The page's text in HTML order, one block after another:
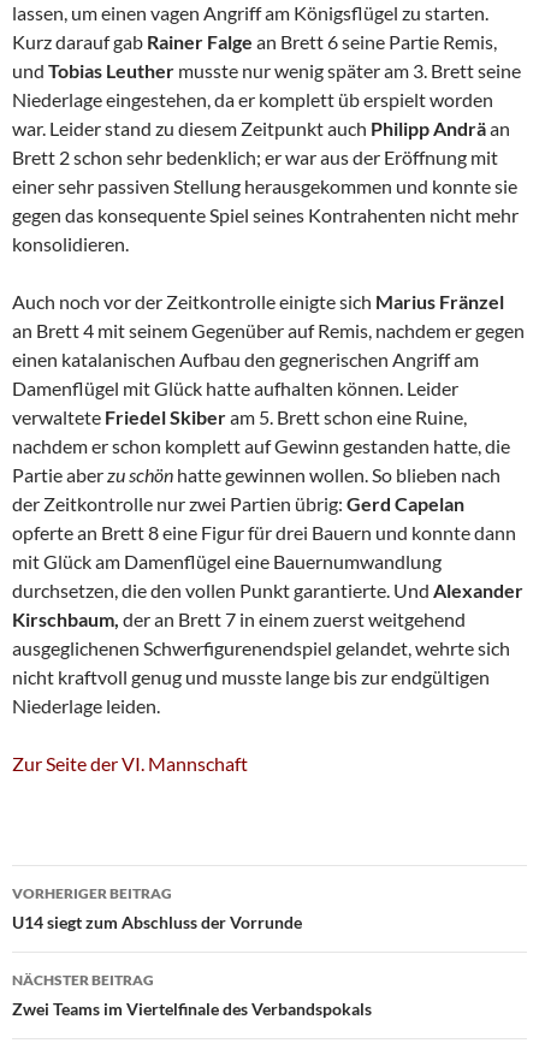
lassen, um einen vagen Angriff am Königsflügel zu starten.
Kurz darauf gab Rainer Falge an Brett 6 seine Partie Remis,
und Tobias Leuther musste nur wenig später am 3. Brett seine
Niederlage eingestehen, da er komplett üb erspielt worden
war. Leider stand zu diesem Zeitpunkt auch Philipp Andräan
Brett 2 schon sehr bedenklich; er war aus der Eröffnung mit
einer sehr passiven Stellung herausgekommen und konnte sie
gegen das konsequente Spiel seines Kontrahenten nicht mehr
konsolidieren.
Auch noch vor der Zeitkontrolle einigte sich Marius Fränzel
an Brett 4 mit seinem Gegenüber auf Remis, nachdem er gegen
einen katalanischen Aufbau den gegnerischen Angriff am
Damenflügel mit Glück hatte aufhalten können. Leider
verwaltete Friedel Skiberam 5. Brett schon eine Ruine,
nachdem er schon komplett auf Gewinn gestanden hatte, die
Partie aberzu schön hatte gewinnen wollen. So blieben nach
der Zeitkontrolle nur zwei Partien übrig: Gerd Capelan
opferte an Brett 8 eine Figur für drei Bauern und konnte dann
mit Glück am Damenflügel eine Bauernumwandlung
durchsetzen, die den vollen Punkt garantierte. Und Alexander
Kirschbaum, der an Brett 7 in einem zuerst weitgehend
ausgeglichenen Schwerfigurenendspiel gelandet, wehrte sich
nicht kraftvoll genug und musste lange bis zur endgültigen
Niederlage leiden.
Zur Seite der VI. Mannschaft
Beitragsnavigation
VORHERIGER BEITRAG
U14 siegt zum Abschluss der Vorrunde
NÄCHSTER BEITRAG
Zwei Teams im Viertelfinale des Verbandspokals